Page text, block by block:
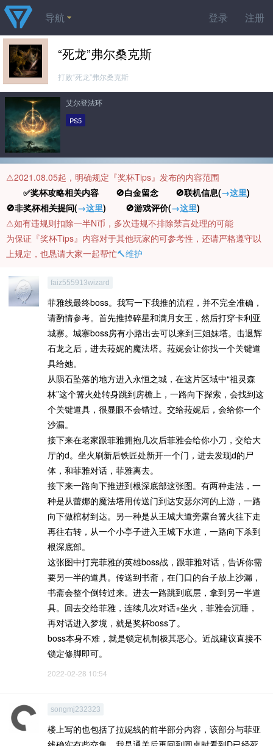
登录 注册
导航
“死龙”弗尔桑克斯
打败“死龙”弗尔桑克斯
艾尔登法环
PS5
⚠️2021.08.05起，明确规定『奖杯Tips』发布的内容范围
✅奖杯攻略相关内容 🚫白金留念 🚫联机信息(→这里)
🚫非奖杯相关提问(→这里) 🚫游戏评价(→这里)
⚠️如有违规则扣除一半N币，多次违规不排除禁言处理的可能
为保证『奖杯Tips』内容对于其他玩家的可参考性，还请严格遵守以
上规定，也恳请大家一起帮忙🔨维护
faiz555913wizard
菲雅线最终boss。我写一下我推的流程，并不完全准确，
请酌情参考。首先推掉碎星和满月女王，然后打穿卡利亚
城寨。城寨boss房有小路出去可以来到三姐妹塔。击退辉
石龙之后，进去菈妮的魔法塔。菈妮会让你找一个关键道
具给她。
从陨石坠落的地方进入永恒之城，在这片区域中“祖灵森
林”这个篝火处转身跳到房檐上，一路向下探索，会找到这
个关键道具，很显眼不会错过。交给菈妮后，会给你一个
沙漏。
接下来在老家跟菲雅拥抱几次后菲雅会给你小刀，交给大
厅的d。坐火刷新后铁匠处新开一个门，进去发现d的尸
体，和菲雅对话，菲雅离去。
接下来一路向下推进到根深底部这张图。有两种走法，一
种是从蕾娜的魔法塔用传送门到达安瑟尔河的上游，一路
向下做棺材到达。另一种是从王城大道旁露台篝火往下走
再往右转，从一个小亭子进入王城下水道，一路向下杀到
根深底部。
这张图中打完菲雅的英雄boss战，跟菲雅对话，告诉你需
要另一半的道具。传送到书斋，在门口的台子放上沙漏，
书斋会整个倒转过来。进去一路跳到底层，拿到另一半道
具。回去交给菲雅，连续几次对话+坐火，菲雅会沉睡，
再对话进入梦境，就是奖杯boss了。
boss本身不难，就是锁定机制极其恶心。近战建议直接不
锁定修脚即可。
2022-02-28 10:54
songmj232323
楼上写的也包括了拉妮线的前半部分内容，该部分与菲亚